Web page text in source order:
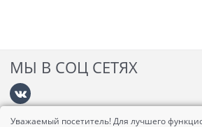
МЫ В СОЦ СЕТЯХ
Уважаемый посетитель! Для лучшего